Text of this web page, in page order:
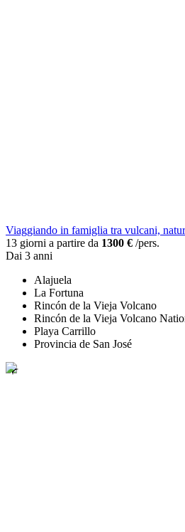
Viaggiando in famiglia tra vulcani,
13 giorni a partire da 1300 € /pers.
Dai 3 anni
Alajuela
La Fortuna
Rincón de la Vieja Volcano
Rincón de la Vieja Volcano
Playa Carrillo
Provincia de San José